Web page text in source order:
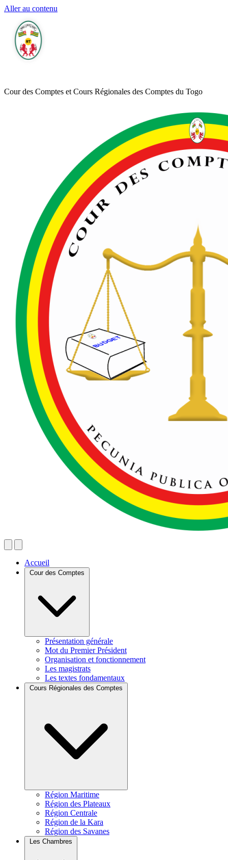
Aller au contenu
Cour des Comptes et Cours Régionales des Comptes du Togo
Accueil
Présentation générale
Mot du Premier Président
Organisation et fonctionnement
Les magistrats
Les textes fondamentaux
Région Maritime
Région des Plateaux
Région Centrale
Région de la Kara
Région des Savanes